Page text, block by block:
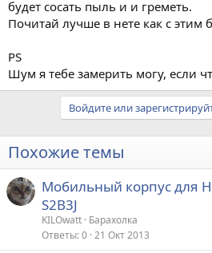
будет сосать пыль и и греметь.
Почитай лучше в нете как с этим
PS
Шум я тебе замерить могу, если
Войдите или
Похожие темы
Мобильный корпус для
S2B3J
KILOwatt Барахолка
Ответы 0 21 Окт 2013